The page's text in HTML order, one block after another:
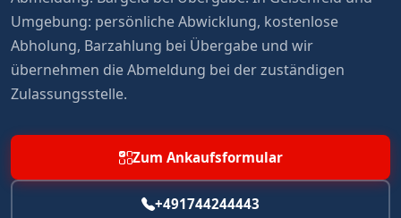
Umgebung: persönliche Abwicklung, kostenlose
Abholung, Barzahlung bei Übergabe und wir
übernehmen die Abmeldung bei der zuständigen
Zulassungsstelle.
Zum Ankaufsformular
+491744244443